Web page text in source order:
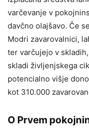
varčevanje v
davčno olajšavo. Če
Modri zavarovalnici,
ter varčujejo v
skladi življenjskega
potencialno višje
kot 310.000
O Prvem